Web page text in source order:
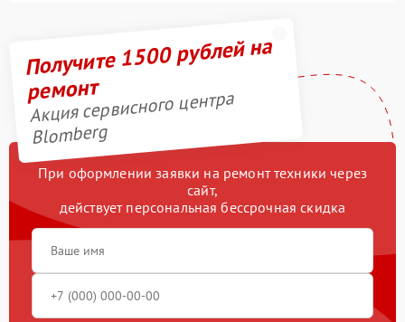
Получите 1500 рублей на
ремонт
Акция сервисного центра
Blomberg
При оформлении заявки на ремонт техники через
сайт,
действует персональная бессрочная скидка